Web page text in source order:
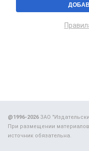
@1996-2026ЗАО
При размещении
источник обязательна.